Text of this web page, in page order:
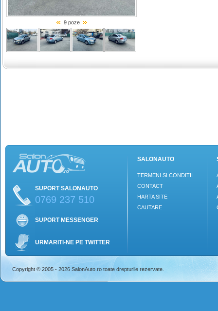
9 poze
SUPORT SALONAUTO
0769 237 510
SUPORT MESSENGER
URMARITI-NE PE TWITTER
SALONAUTO
TERMENI SI CONDITII
CONTACT
HARTA SITE
CAUTARE
Copyright © 2005 - 2026 SalonAuto.ro toate drepturile rezervate.